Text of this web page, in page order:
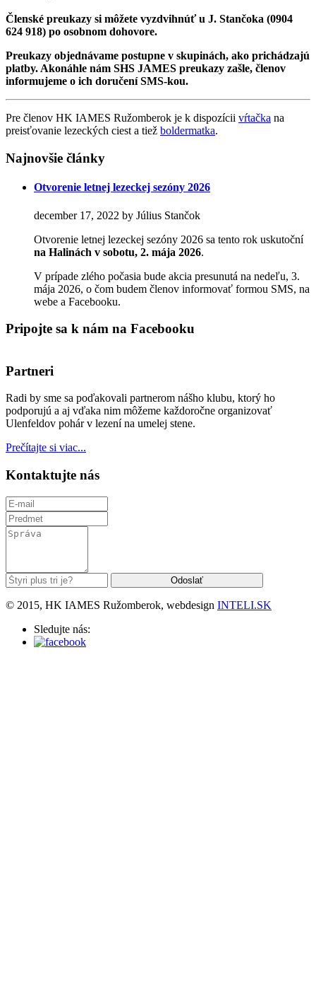
Členské preukazy si môžete vyzdvihnúť u J. Stančoka (0904
624 918) po osobnom dohovore.
Preukazy objednávame postupne v skupinách, ako prichádzajú
platby. Akonáhle nám SHS JAMES preukazy zašle, členov
informujeme o ich doručení SMS-kou.
Pre členov HK IAMES Ružomberok je k dispozícii vŕtačka na
preisťovanie lezeckých ciest a tiež boldermatka.
Najnovšie články
Otvorenie letnej lezeckej sezóny 2026
december 17, 2022 by Július Stančok
Otvorenie letnej lezeckej sezóny 2026 sa tento rok uskutoční
na Halinách v sobotu, 2. mája 2026.
V prípade zlého počasia bude akcia presunutá na nedeľu, 3.
mája 2026, o čom budem členov informovať formou SMS, na
webe a Facebooku.
Pripojte sa k nám na Facebooku
Partneri
Radi by sme sa poďakovali partnerom nášho klubu, ktorý ho
podporujú a aj vďaka nim môžeme každoročne organizovať
Ulenfeldov pohár v lezení na umelej stene.
Prečítajte si viac...
Kontaktujte nás
© 2015, HK IAMES Ružomberok, webdesign INTELI.SK
Sledujte nás: